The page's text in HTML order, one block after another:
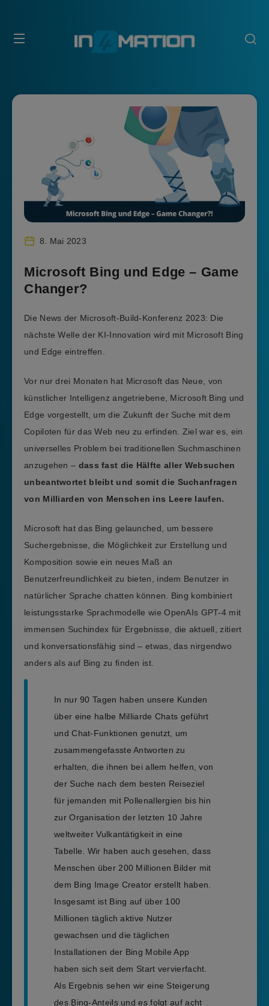
8. Mai 2023
Microsoft Bing und Edge – Game
Changer?
Die News der Microsoft-Build-Konferenz 2023: Die
nächste Welle der KI-Innovation wird mit Microsoft Bing
und Edge eintreffen.
Vor nur drei Monaten hat Microsoft das Neue, von
künstlicher Intelligenz angetriebene, Microsoft Bing und
Edge vorgestellt, um die Zukunft der Suche mit dem
Copiloten für das Web neu zu erfinden. Ziel war es, ein
universelles Problem bei traditionellen Suchmaschinen
anzugehen – dass fast die Hälfte aller Websuchen
unbeantwortet bleibt und somit die Suchanfragen
von Milliarden von Menschen ins Leere laufen.
Microsoft hat das Bing gelaunched, um bessere
Suchergebnisse, die Möglichkeit zur Erstellung und
Komposition sowie ein neues Maß an
Benutzerfreundlichkeit zu bieten, indem Benutzer in
natürlicher Sprache chatten können. Bing kombiniert
leistungsstarke Sprachmodelle wie OpenAIs GPT-4 mit
immensen Suchindex für Ergebnisse, die aktuell, zitiert
und konversationsfähig sind – etwas, das nirgendwo
anders als auf Bing zu finden ist.
In nur 90 Tagen haben unsere Kunden
über eine halbe Milliarde Chats geführt
und Chat-Funktionen genutzt, um
zusammengefasste Antworten zu
erhalten, die ihnen bei allem helfen, von
der Suche nach dem besten Reiseziel
für jemanden mit Pollenallergien bis hin
zur Organisation der letzten 10 Jahre
weltweiter Vulkantätigkeit in eine
Tabelle. Wir haben auch gesehen, dass
Menschen über 200 Millionen Bilder mit
dem Bing Image Creator erstellt haben.
Insgesamt ist Bing auf über 100
Millionen täglich aktive Nutzer
gewachsen und die täglichen
Installationen der Bing Mobile App
haben sich seit dem Start vervierfacht.
Als Ergebnis sehen wir eine Steigerung
des Bing-Anteils und es folgt auf acht